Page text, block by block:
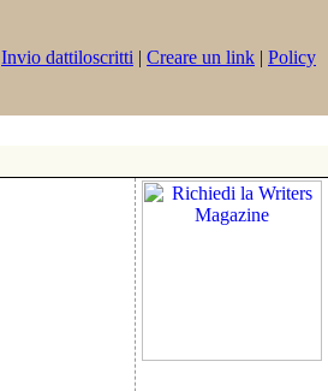
Invio dattiloscritti | Creare un link | Policy